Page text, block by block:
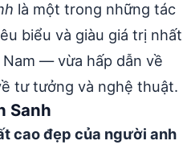
là một trong những tác
biểu và giàu giá trị nhất
— vừa hấp dẫn về
tư tưởng và nghệ thuật.
Sanh
cao đẹp của người anh